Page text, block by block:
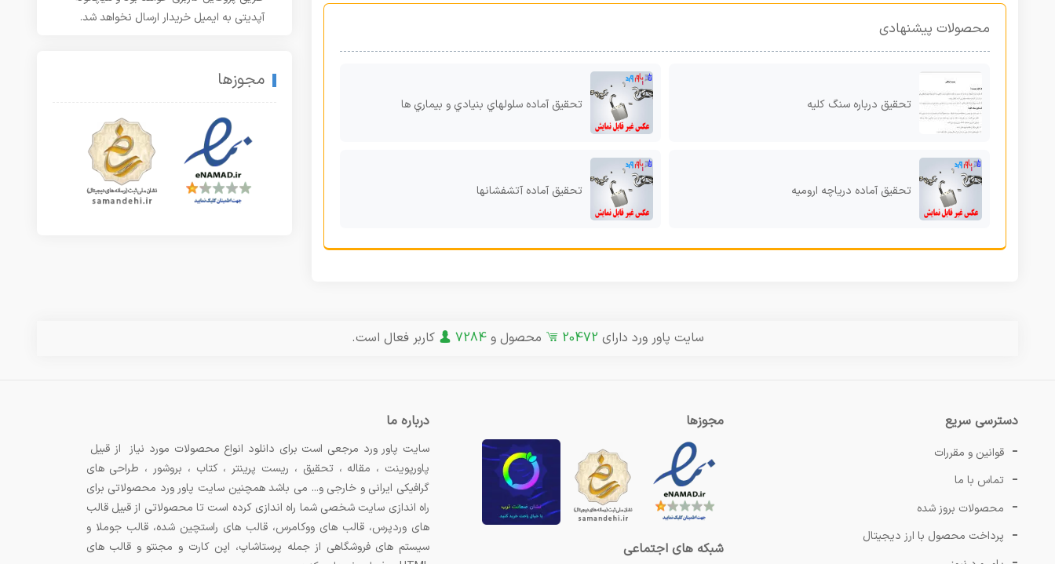
محصولات پیشنهادی
تحقیق درباره سنگ کلیه تحقیق آماده سلولهاي بنیادي و بیماري ها
تحقیق آماده دریاچه ارومیه تحقیق آماده آتشفشانها
آپدیتی به ایمیل خریدار ارسال نخواهد شد.
مجوزها
سایت پاور ورد دارای 20472 محصول و7284 کاربر فعال است.
دسترسی سریع
قوانین و مقررات
تماس با ما
محصولات بروز شده
پرداخت محصول با ارز دیجیتال
مجوزها
شبکه های اجتماعی
درباره ما
سایت پاور ورد مرجعی است برای دانلود انواع محصولات مورد نیاز از قبیل
پاورپوینت ، مقاله ، تحقیق ، ریست پرینتر ، کتاب ، بروشور ، طراحی های
گرافیکی ایرانی و خارجی و... می باشد همچنین سایت پاور ورد محصولاتی برای
راه اندازی سایت شخصی شما راه اندازی کرده است تا محصولاتی از قبیل قالب
های وردپرس، قالب های ووکامرس، قالب های راستچین شده، قالب جوملا و
سیستم های فروشگاهی از جمله پرستاشاپ، اپن کارت و مجنتو و قالب های